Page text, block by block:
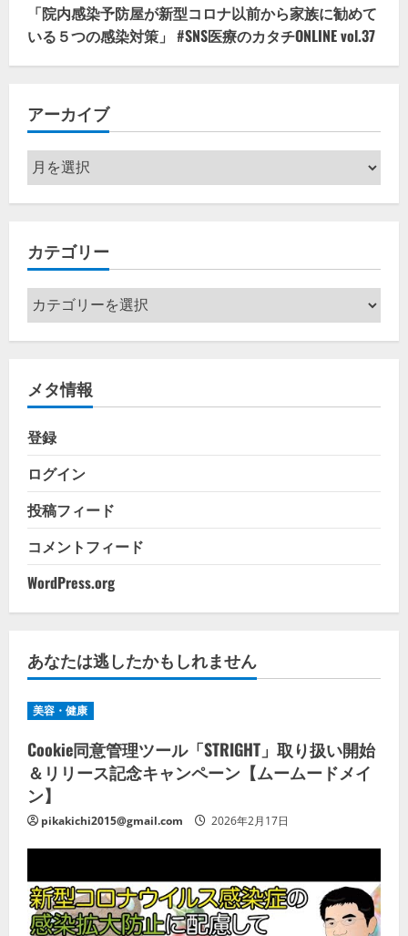
「院内感染予防屋が新型コロナ以前から家族に勧めて
いる５つの感染対策」 #SNS医療のカタチONLINE vol.37
アーカイブ
ア
ー
カ
ブ
カテゴリー
カ
テ
ゴ
ー
メタ情報
登録
ログイン
投稿フィード
コメントフィード
WordPress.org
あなたは逃したかもしれません
美容・健康
Cookie同意管理ツール「STRIGHT」取り扱い開始
＆リリース記念キャンペーン【ムームードメイ
ン】
pikakichi2015@gmail.com 2026年2月17日